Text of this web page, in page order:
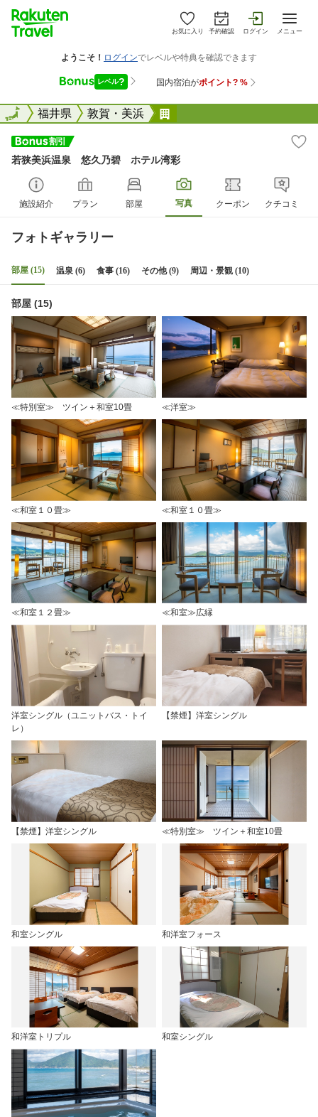
お気に入り 予約確認 ログイン メニュー
全国福井県 敦賀・美浜
全国
若狭美浜温泉 悠久乃碧 ホテル湾彩
施設紹介 プラン 部屋 写真 クーポン クチコミ
フォトギャラリー
部屋 (15) 温泉 (6) 食事 (16) その他 (9) 周辺・景観 (10)
部屋 (15)
≪特別室≫ ツイン＋和室10畳 ≪洋室≫
≪和室１０畳≫ ≪和室１０畳≫
≪和室１２畳≫ ≪和室≫広縁
洋室シングル（ユニットバス・トイ
レ）
【禁煙】洋室シングル
【禁煙】洋室シングル ≪特別室≫ ツイン＋和室10畳
和室シングル 和洋室フォース
和洋室トリプル 和室シングル